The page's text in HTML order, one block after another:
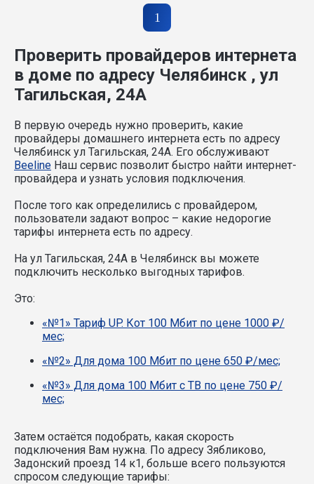
1
Проверить провайдеров интернета
в доме по адресу Челябинск , ул
Тагильская, 24А
В первую очередь нужно проверить, какие
провайдеры домашнего интернета есть по адресу
Челябинск ул Тагильская, 24А. Его обслуживают
Beeline Наш сервис позволит быстро найти интернет-
провайдера и узнать условия подключения.
После того как определились с провайдером,
пользователи задают вопрос – какие недорогие
тарифы интернета есть по адресу.
На ул Тагильская, 24А в Челябинск вы можете
подключить несколько выгодных тарифов.
Это:
«№1» Тариф UP. Кот 100 Мбит по цене 1000 ₽/
мес;
«№2» Для дома 100 Мбит по цене 650 ₽/мес;
«№3» Для дома 100 Мбит с ТВ по цене 750 ₽/
мес;
Затем остаётся подобрать, какая скорость
подключения Вам нужна. По адресу Зябликово,
Задонский проезд 14 к1, больше всего пользуются
спросом следующие тарифы: